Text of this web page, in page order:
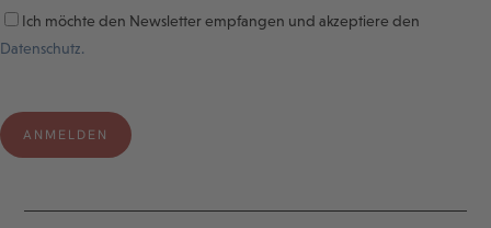
Ich möchte den Newsletter empfangen und akzeptiere den
Datenschutz.